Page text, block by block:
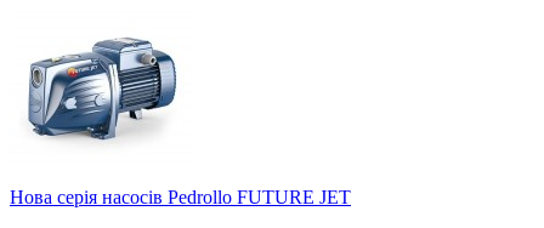
Нова серія насосів Pedrollo FUTURE JET